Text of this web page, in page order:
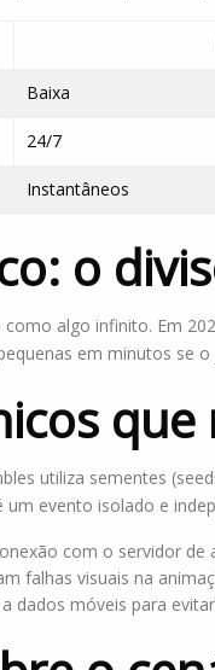
Baixa
24/7
Instantâneos
o
algo infinito. Em
em minutos se
utiliza sementes
um evento isolado e
com o servidor de
falhas visuais na
dados móveis para